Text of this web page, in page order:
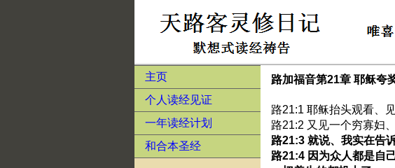
主页
个人读经见证
一年读经计划
和合本圣经
路加福音第21章 耶稣夸
路21:1 耶稣抬头观看、
路21:2 又见一个穷寡妇
路21:3 就说、我实在告
路21:4 因为众人都是自